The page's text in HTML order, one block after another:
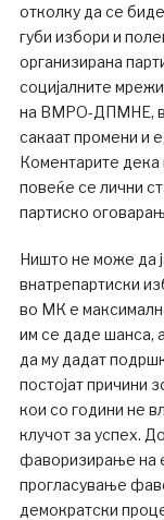
отколку да се биде
губи избори и
организирана
социјалните
на ВМРО-ДПМНЕ,
сакаат промени и
Коментарите дека
повеќе се лични
партиско
Ништо не може да
внатрепартиски
во МК е
им се даде шанса,
да му дадат
постојат причини
кои со години не
клучот за успех.
фаворизирање на
прогласување
демократски